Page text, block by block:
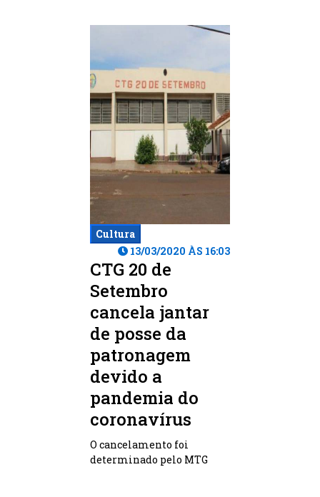
Cultura
13/03/2020 ÀS 16:03
CTG 20 de
Setembro
cancela jantar
de posse da
patronagem
devido a
pandemia do
coronavírus
O cancelamento foi
determinado pelo MTG